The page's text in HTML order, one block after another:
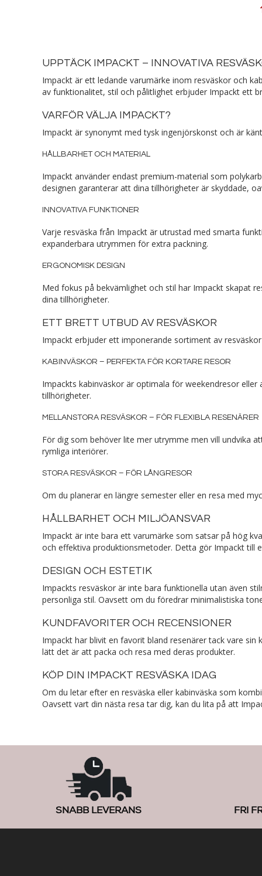
UPPTÄCK IMPACKT – INNOVATIVA
Impackt är ett ledande varumärke inom resväskor och
av funktionalitet, stil och pålitlighet erbjuder Impackt ett
VARFÖR VÄLJA IMPACKT?
Impackt är synonymt med tysk ingenjörskonst och är
HÅLLBARHET OCH MATERIAL
Impackt använder endast premium-material som
designen garanterar att dina tillhörigheter är skyddade,
INNOVATIVA FUNKTIONER
Varje resväska från Impackt är utrustad med smarta
expanderbara utrymmen för extra packning.
ERGONOMISK DESIGN
Med fokus på bekvämlighet och stil har Impackt skapat
dina tillhörigheter.
ETT BRETT UTBUD AV RESVÄSKOR
Impackt erbjuder ett imponerande sortiment av
KABINVÄSKOR – PERFEKTA FÖR KORTARE RESOR
Impackts kabinväskor är optimala för weekendresor
tillhörigheter.
MELLANSTORA RESVÄSKOR – FÖR FLEXIBLA RESENÄRER
För dig som behöver lite mer utrymme men vill undvika
rymliga interiörer.
STORA RESVÄSKOR – FÖR LÅNGRESOR
Om du planerar en längre semester eller en resa med
HÅLLBARHET OCH MILJÖANSVAR
Impackt är inte bara ett varumärke som satsar på hög
och effektiva produktionsmetoder. Detta gör Impackt till
DESIGN OCH ESTETIK
Impackts resväskor är inte bara funktionella utan även
personliga stil. Oavsett om du föredrar minimalistiska
KUNDFAVORITER OCH RECENSIONER
Impackt har blivit en favorit bland resenärer tack vare
lätt det är att packa och resa med deras produkter.
KÖP DIN IMPACKT RESVÄSKA IDAG
Om du letar efter en resväska eller kabinväska som
Oavsett vart din nästa resa tar dig, kan du lita på att
SNABB LEVERANS FRI